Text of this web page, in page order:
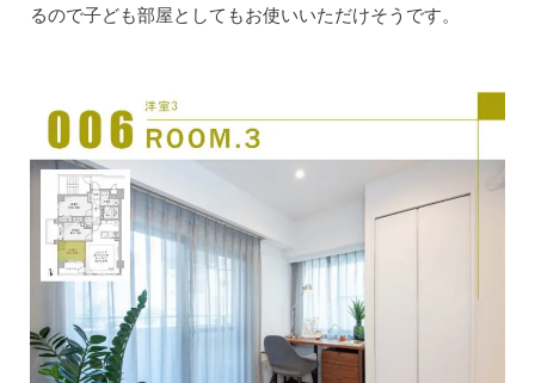
るので子ども部屋としてもお使いいただけそうです。